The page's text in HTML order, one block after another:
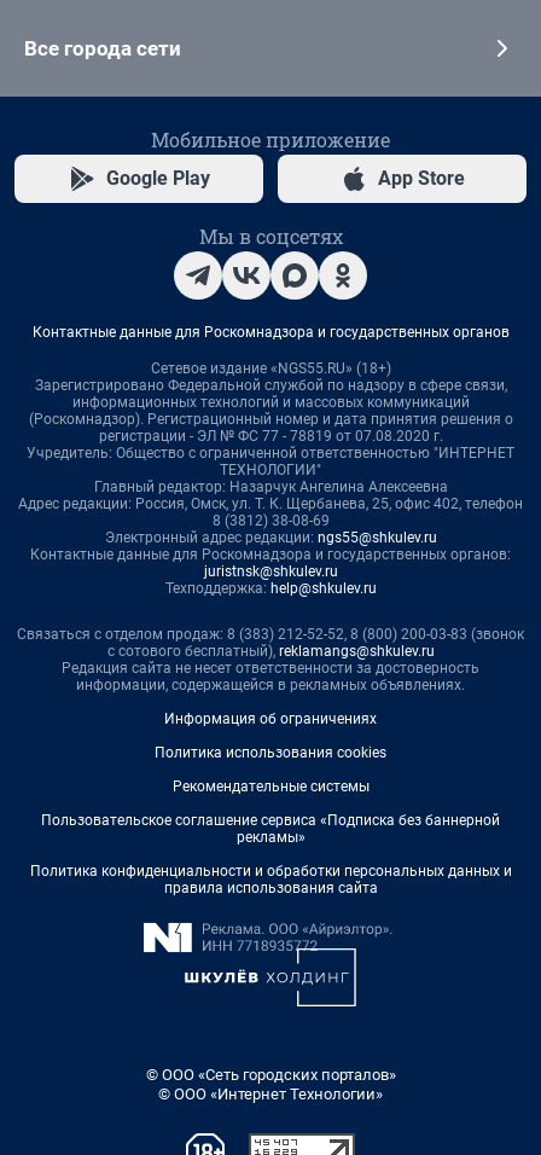
Все города сети
Мобильное приложение
Google Play App Store
Мы в соцсетях
Контактные данные для Роскомнадзора и государственных органов
Сетевое издание «NGS55.RU» (18+)
Зарегистрировано Федеральной службой по надзору в сфере связи,
информационных технологий и массовых коммуникаций
(Роскомнадзор). Регистрационный номер и дата принятия решения о
регистрации - ЭЛ № ФС 77 - 78819 от 07.08.2020 г.
Учредитель: Общество с ограниченной ответственностью "ИНТЕРНЕТ
ТЕХНОЛОГИИ"
Главный редактор: Назарчук Ангелина Алексеевна
Адрес редакции: Россия, Омск, ул. Т. К. Щербанева, 25, офис 402, телефон
8 (3812) 38-08-69
Электронный адрес редакции: ngs55@shkulev.ru
Контактные данные для Роскомнадзора и государственных органов:
juristnsk@shkulev.ru
Техподдержка: help@shkulev.ru
Связаться с отделом продаж: 8 (383) 212-52-52, 8 (800) 200-03-83 (звонок
с сотового бесплатный), reklamangs@shkulev.ru
Редакция сайта не несет ответственности за достоверность
информации, содержащейся в рекламных объявлениях.
Информация об ограничениях
Политика использования cookies
Рекомендательные системы
Пользовательское соглашение сервиса «Подписка без баннерной
рекламы»
Политика конфиденциальности и обработки персональных данных и
правила использования сайта
© ООО «Сеть городских порталов»
© ООО «Интернет Технологии»